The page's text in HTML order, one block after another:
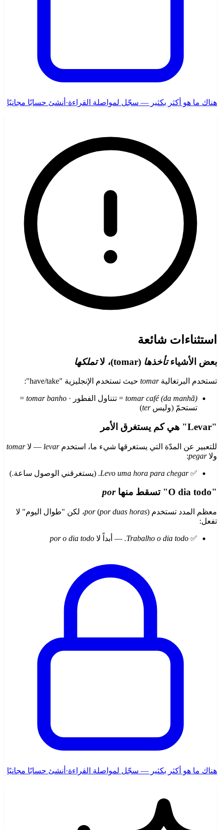
هناك ما هو أكثر بكثير — سجّل لمواصلة القراءة· أنشئ حسابًا مجانيًا
استثناءات شائعة
بعض الأشياءتأخذها (tomar)، لا تملكها
تستخدم البرتغاليةtomar حيث تستخدم الإنجليزية "have/take":
tomar café (da manhã) = تتناول الفطور · tomar banho
=
تستحمّ (وليسter
)
"Levar" هي كم يستغرق الأمر
للتعبير عن المدّة التي يستغرقها شيء ما، استخدمlevar — لاtomar
ولاpegar
:
✅
Levo uma hora para chegar. (يستغرقني الوصول ساعة.)
"O dia todo" تسقط منها por
معظم المدد تستخدم por(por duas horas
)، لكن "طوال اليوم" لا
تفعل:
✅
Trabalho o dia todo. — أبداً لا por o dia todo
هناك ما هو أكثر بكثير — سجّل لمواصلة القراءة· أنشئ حسابًا مجانيًا